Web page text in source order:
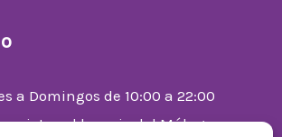
a Domingos de 10:00 a 22:00
sujetos al horario del Málaga